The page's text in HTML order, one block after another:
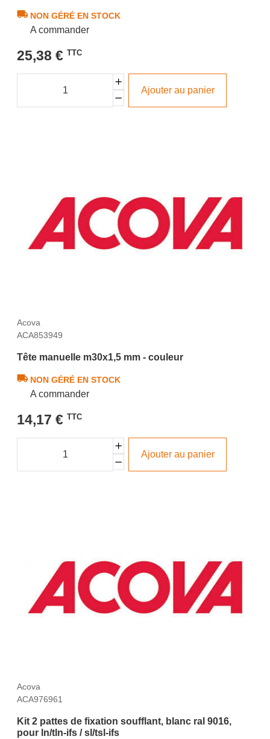
NON GÉRÉ EN STOCK
A commander
25,38 € TTC
Ajouter au panier
Acova
ACA853949
Tête manuelle m30x1,5 mm - couleur
NON GÉRÉ EN STOCK
A commander
14,17 € TTC
Ajouter au panier
Acova
ACA976961
Kit 2 pattes de fixation soufflant, blanc ral 9016,
pour ln/tln-ifs / sl/tsl-ifs